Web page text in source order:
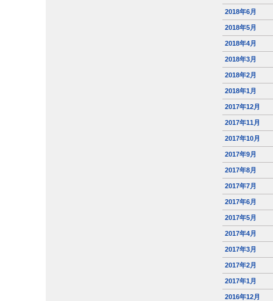
2018年6月
2018年5月
2018年4月
2018年3月
2018年2月
2018年1月
2017年12月
2017年11月
2017年10月
2017年9月
2017年8月
2017年7月
2017年6月
2017年5月
2017年4月
2017年3月
2017年2月
2017年1月
2016年12月